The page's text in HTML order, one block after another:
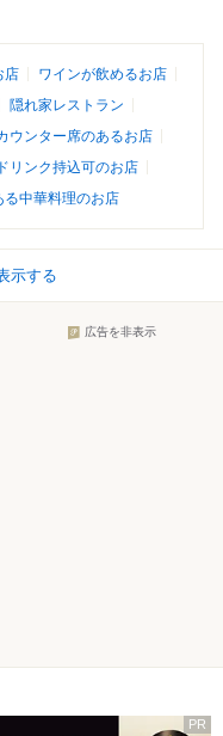
店
ワインが飲めるお店
隠れ家レストラン
ウンター席のあるお店
ドリンク持込可のお店
る中華料理のお店
示する
広告を非表示
PR